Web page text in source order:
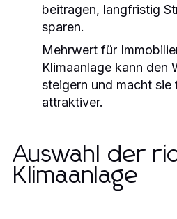
beitragen, langfristig
sparen.
Mehrwert für
Klimaanlage kann den
steigern und macht
attraktiver.
Auswahl der
Klimaanlage